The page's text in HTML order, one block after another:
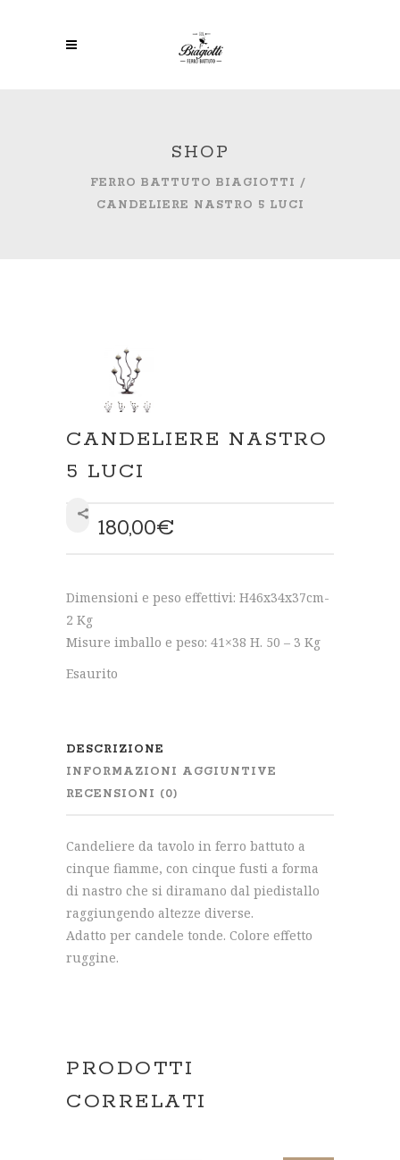
SHOP
FERRO BATTUTO BIAGIOTTI /
CANDELIERE NASTRO 5 LUCI
CANDELIERE NASTRO
5 LUCI
180,00€
Dimensioni e peso effettivi: H46x34x37cm-
2 Kg
Misure imballo e peso: 41×38 H. 50 – 3 Kg
Esaurito
DESCRIZIONE
INFORMAZIONI AGGIUNTIVE
RECENSIONI (0)
Candeliere da tavolo in ferro battuto a
cinque fiamme, con cinque fusti a forma
di nastro che si diramano dal piedistallo
raggiungendo altezze diverse.
Adatto per candele tonde. Colore effetto
ruggine.
PRODOTTI
CORRELATI